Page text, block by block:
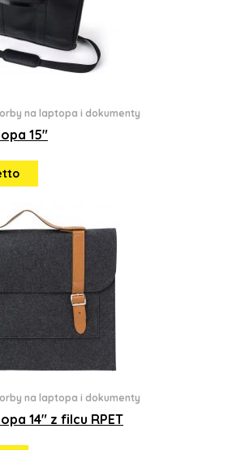
na laptopa i dokumenty
15"
na laptopa i dokumenty
14" z filcu RPET